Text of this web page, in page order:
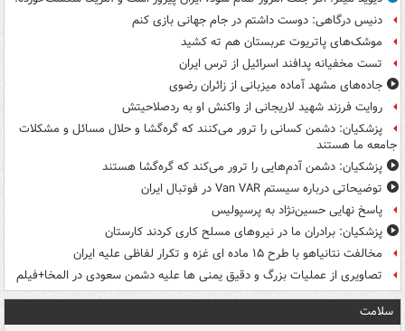
دنیس درگاهی: دوست داشتم در جام جهانی بازی کنم
موشک‌های پاتریوت عربستان هم ته‌ کشید
تست مخفیانه پدافند اسرائیل از ترس ایران
جاده‌های مشهد آماده میزبانی از زائران رضوی
روایت فرزند شهید لاریجانی از واکنش او به ردصلاحیتش
پزشکیان: دشمن کسانی را ترور می‌کنند که گره‌گشا و حلال مسائل و مشکلات
جامعه ما هستند
پزشکیان: دشمن آدم‌هایی را ترور می‌کند که گره‌گشا هستند
توضیحاتی درباره سیستم Van VAR در فوتبال ایران
پاسخ نهایی حسین‌نژاد به پرسپولیس
پزشکیان: برادران ما در نیروهای مسلح کاری کردند کارستان
مخالفت نتانیاهو با طرح ۱۵ ماده ای غزه و تکرار لفاظی علیه ایران
تصاویری از عملیات بزرگ و دقیق یمنی ها علیه دشمن سعودی در المخا+فیلم
سلامت